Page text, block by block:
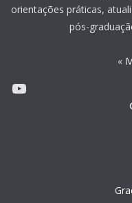
orientações práticas,
pós-
«
Youtube